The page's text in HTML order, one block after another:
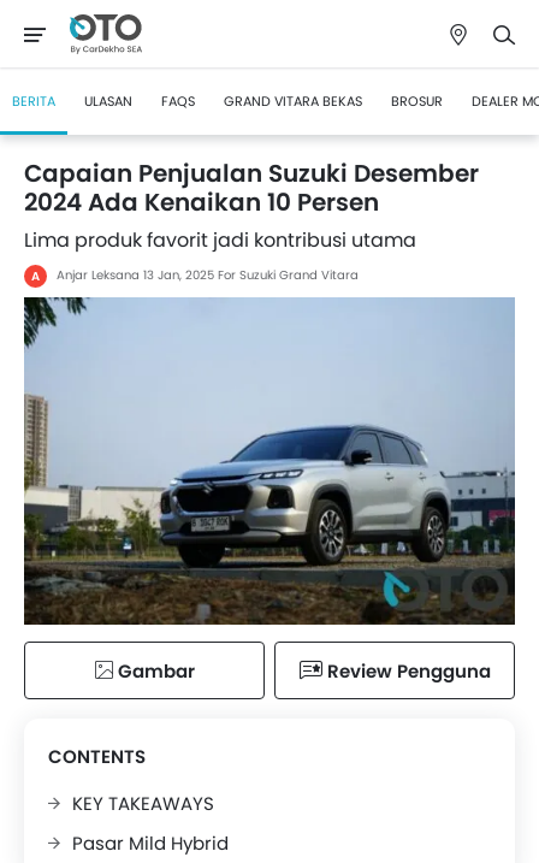
BERITA ULASAN FAQS GRAND VITARA BEKAS BROSUR DEALER
Capaian Penjualan Suzuki Desember
2024 Ada Kenaikan 10 Persen
Lima produk favorit jadi kontribusi utama
A Anjar Leksana 13 Jan, 2025 For Suzuki Grand Vitara
Gambar Review Pengguna
CONTENTS
KEY TAKEAWAYS
Pasar Mild Hybrid